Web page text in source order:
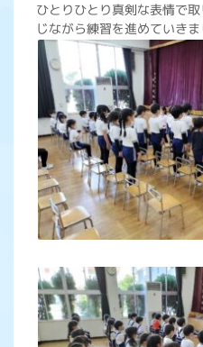
ひとりひとり真剣な表情で
じながら練習を進めていきま